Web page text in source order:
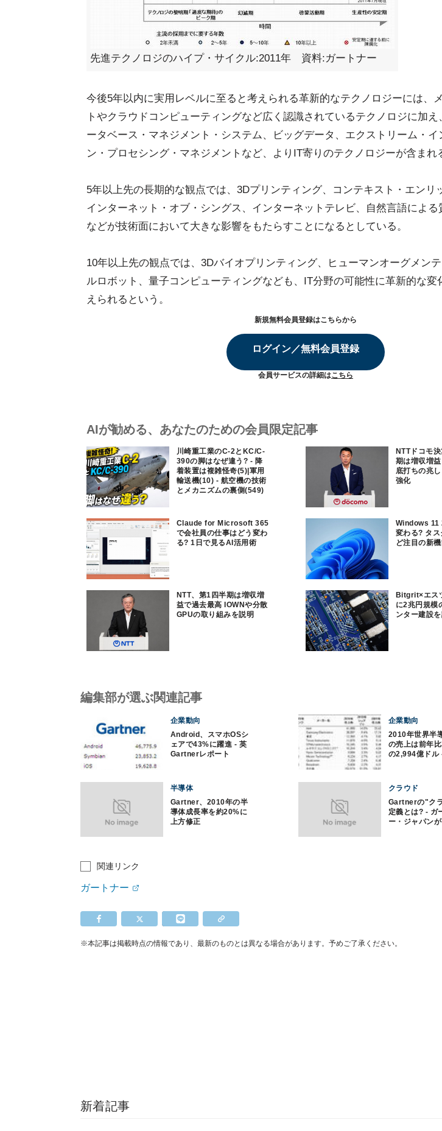
先進テクノロジのハイプ・サイクル:2011年 資料:ガートナー
今後5年以内に実用レベルに至ると考えられる革新的なテクノロジーには、
トやクラウドコンピューティングなど広く認識されているテクノロジに加
ータベース・マネジメント・システム、ビッグデータ、エクストリーム・イ
ン・プロセシング・マネジメントなど、よりIT寄りのテクノロジーが含まれ
5年以上先の長期的な観点では、3Dプリンティング、コンテキスト・エンリ
インターネット・オブ・シングス、インターネットテレビ、自然言語による
などが技術面において大きな影響をもたらすことになるとしている。
10年以上先の観点では、3Dバイオプリンティング、ヒューマンオーグメン
ルロボット、量子コンピューティングなども、IT分野の可能性に革新的な変
えられるという。
新規無料会員登録はこちらから
ログイン／無料会員登録
会員サービスの詳細はこちら
AIが勧める、あなたのための会員限定記事
川崎重工業のC-2とKC/C-
390の脚はなぜ違う? - 降
着装置は複雑怪奇(5)|軍用
輸送機(10) - 航空機の技術
とメカニズムの裏側(549)
NTTドコモ
期は増収増
底打ちの兆
強化
Claude for Microsoft 365
で会社員の仕事はどう変わ
る? 1日で見るAI活用術
Windows 11
変わる? タ
ど注目の新
NTT、第1四半期は増収増
益で過去最高 IOWNや分散
GPUの取り組みを説明
Bitgrit×エス
に2兆円規模
ンター建設
編集部が選ぶ関連記事
企業動向
Android、スマホOSシ
ェアで43%に躍進 - 英
Gartnerレポート
企業動向
2010年世界半
の売上は前年
の2,994億ドル
半導体
Gartner、2010年の半
導体成長率を約20%に
上方修正
クラウド
Gartnerの"ク
定義とは? - ガ
ー・ジャパン
関連リンク
ガートナー
※本記事は掲載時点の情報であり、最新のものとは異なる場合があります。予めご了承ください。
新着記事